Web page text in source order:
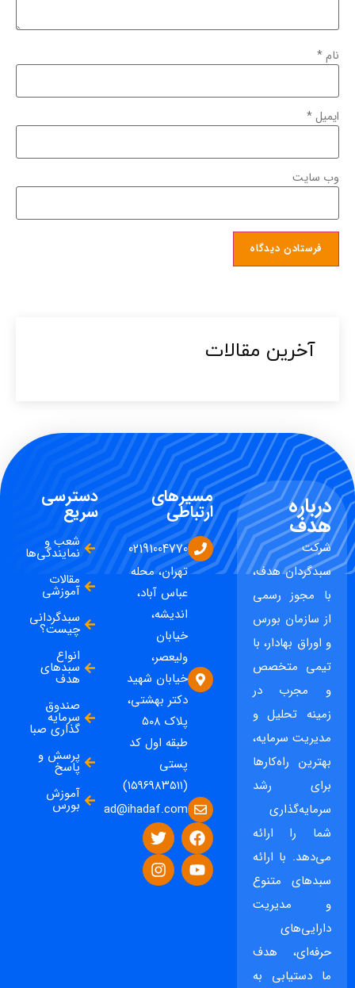
نام*
ایمیل*
وب‌ سایت
آخرین مقالات​
درباره
هدف
شرکت
سبدگردان هدف،
با مجوز رسمی
از سازمان بورس
و اوراق بهادار، با
تیمی متخصص
و مجرب در
زمینه تحلیل و
مدیریت سرمایه،
بهترین راه‌کارها
برای رشد
سرمایه‌گذاری
شما را ارائه
می‌دهد. با ارائه
سبدهای متنوع
و مدیریت
دارایی‌های
حرفه‌ای، هدف
ما دستیابی به
مسیرهای
ارتباطی
02191004770
تهران، محله
عباس آباد،
اندیشه،
خیابان
ولیعصر،
خیابان شهید
دکتر بهشتی،
پلاک ۵۰۸
طبقه اول کد
پستی
(۱۵۹۶۹۸۳۵۱۱)
ad@ihadaf.com
دسترسی
سریع
شعب و
نمایندگی‌ها
مقالات
آموزشی
سبدگردانی
چیست؟
انواع
سبدهای
هدف
صندوق
سرمایه
گذاری صبا
پرسش و
پاسخ
آموزش
بورس